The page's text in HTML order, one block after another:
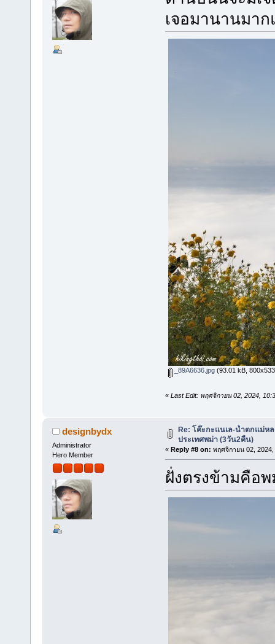
เจอมานานมา
_89A6636.jpg(93.01 kB,
« Last Edit: พฤศจิกายน 02, 2024,
designbydx
Administrator
Hero Member
Re: โค๊ะกะแนเล-น้ำตกแม่หล
ประเทศพม่า (3วัน2คืน)
« Reply #8 on: พฤศจิกายน 02, 2024,
ฝั่งตรงข้ามคือ